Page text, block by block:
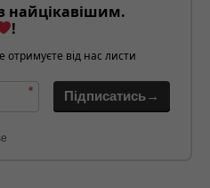
найцікавішим.
!
від нас листи
* Підписатись→